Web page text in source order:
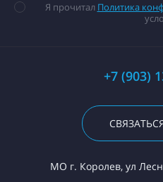
Я прочитал Политика
+7 (903)
МО г. Королев, ул